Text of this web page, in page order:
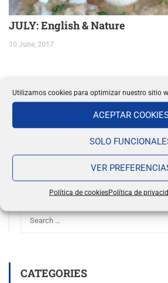
Utilizamos cookies para optimizar nuestro sitio
ACEPTAR
SOLO
VER
Política de cookiesPolítica de
JULY: English & Nature
10 June, 2017
BÚSQUEDA
CATEGORIES